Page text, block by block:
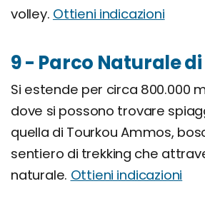
volley. Ottieni indicazioni
9 - Parco Naturale
Si estende per circa 800.000
dove si possono trovare
quella di Tourkou Ammos,
sentiero di trekking che
naturale. Ottieni indicazioni